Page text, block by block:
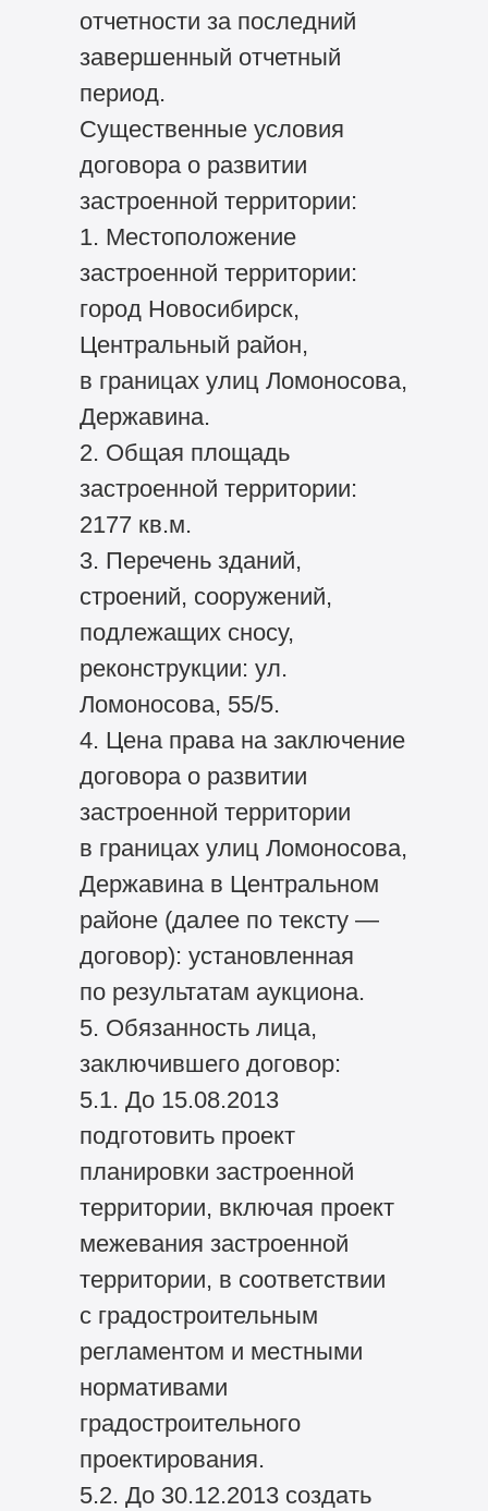
отчетности за последний
завершенный отчетный
период.
Существенные условия
договора о развитии
застроенной территории:
1. Местоположение
застроенной территории:
город Новосибирск,
Центральный район,
в границах улиц Ломоносова,
Державина.
2. Общая площадь
застроенной территории:
2177 кв.м.
3. Перечень зданий,
строений, сооружений,
подлежащих сносу,
реконструкции: ул.
Ломоносова, 55/5.
4. Цена права на заключение
договора о развитии
застроенной территории
в границах улиц Ломоносова,
Державина в Центральном
районе (далее по тексту —
договор): установленная
по результатам аукциона.
5. Обязанность лица,
заключившего договор:
5.1. До 15.08.2013
подготовить проект
планировки застроенной
территории, включая проект
межевания застроенной
территории, в соответствии
с градостроительным
регламентом и местными
нормативами
градостроительного
проектирования.
5.2. До 30.12.2013 создать